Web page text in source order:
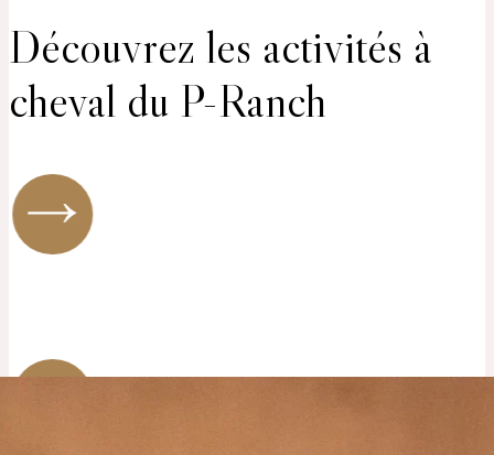
Découvrez les activités à
cheval du P-Ranch